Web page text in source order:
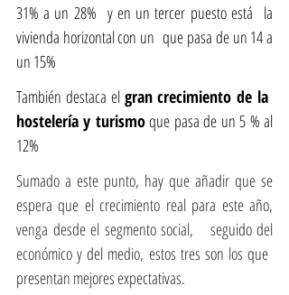
31% a un 28%  y en un tercer puesto está  la
vivienda horizontal con un  que pasa de un 14 a
un 15%
También destaca el gran crecimiento de la
hostelería y turismo que pasa de un 5 % al
12%
Sumado a este punto, hay que añadir que se
espera que el crecimiento real para este año,
venga desde el segmento social,   seguido del
económico y del medio, estos tres son los que
presentan mejores expectativas.